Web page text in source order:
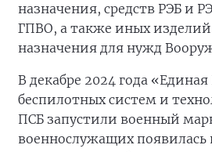
назначения, средств РЭБ и
ГПВО, а также иных изделий
назначения для нужд
В декабре 2024 года
беспилотных систем и
ПСБ запустили военный
военнослужащих